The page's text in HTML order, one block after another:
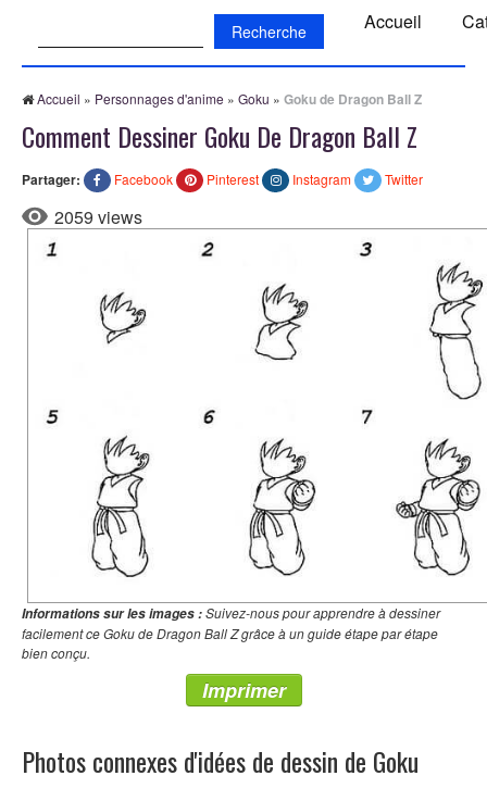
Accueil
Accueil » Personnages d'anime » Goku » Goku de Dragon Ball Z
Comment Dessiner Goku De Dragon Ball Z
Partager: Facebook Pinterest Instagram Twitter
2059 views
Informations sur les images :Suivez-nous pour apprendre à dessiner
facilement ce Goku de Dragon Ball Z grâce à un guide étape par étape
bien conçu.
Imprimer
Photos connexes d'idées de dessin de Goku